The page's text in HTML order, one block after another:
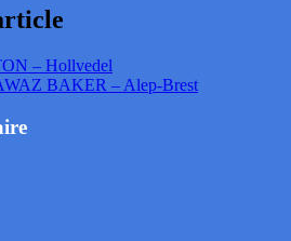
– Hollvedel
BAKER – Alep-Brest